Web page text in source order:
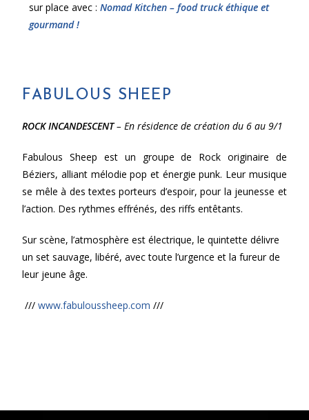
sur place avec :Nomad Kitchen – food truck éthique et
gourmand !
FABULOUS SHEEP
ROCK INCANDESCENT– En résidence de création du 6 au 9/1
Fabulous Sheep est un groupe de Rock originaire de
Béziers, alliant mélodie pop et énergie punk. Leur musique
se mêle à des textes porteurs d’espoir, pour la jeunesse et
l’action. Des rythmes effrénés, des riffs entêtants.
Sur scène, l’atmosphère est électrique, le quintette délivre
un set sauvage, libéré, avec toute l’urgence et la fureur de
leur jeune âge.
///www.fabuloussheep.com ///